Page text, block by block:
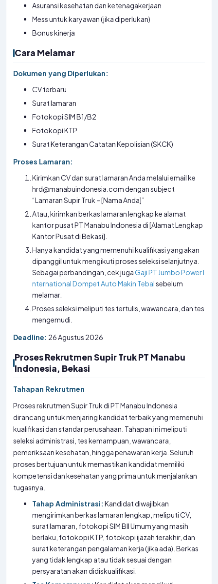
Asuransi kesehatan dan ketenagakerjaan
Mess untuk karyawan (jika diperlukan)
Bonus kinerja
Cara Melamar
Dokumen yang Diperlukan:
CV terbaru
Surat lamaran
Fotokopi SIM B1/B2
Fotokopi KTP
Surat Keterangan Catatan Kepolisian (SKCK)
Proses Lamaran:
Kirimkan CV dan surat lamaran Anda melalui email ke
hrd@manabuindonesia.com dengan subject
“Lamaran Supir Truk – [Nama Anda]”
Atau, kirimkan berkas lamaran lengkap ke alamat
kantor pusat PT Manabu Indonesia di [Alamat Lengkap
Kantor Pusat di Bekasi].
Hanya kandidat yang memenuhi kualifikasi yang akan
dipanggil untuk mengikuti proses seleksi selanjutnya.
Sebagai perbandingan, cek jugaGaji PT Jumbo Power I
nternational Dompet Auto Makin Tebalsebelum
melamar.
Proses seleksi meliputi tes tertulis, wawancara, dan tes
mengemudi.
Deadline: 26 Agustus 2026
Proses Rekrutmen Supir Truk PT Manabu
Indonesia, Bekasi
Tahapan Rekrutmen
Proses rekrutmen Supir Truk di PT Manabu Indonesia
dirancang untuk menjaring kandidat terbaik yang memenuhi
kualifikasi dan standar perusahaan. Tahapan ini meliputi
seleksi administrasi, tes kemampuan, wawancara,
pemeriksaan kesehatan, hingga penawaran kerja. Seluruh
proses bertujuan untuk memastikan kandidat memiliki
kompetensi dan kesehatan yang prima untuk menjalankan
tugasnya.
Tahap Administrasi: Kandidat diwajibkan
mengirimkan berkas lamaran lengkap, meliputi CV,
surat lamaran, fotokopi SIM BII Umum yang masih
berlaku, fotokopi KTP, fotokopi ijazah terakhir, dan
surat keterangan pengalaman kerja (jika ada). Berkas
yang tidak lengkap atau tidak sesuai dengan
persyaratan akan didiskualifikasi.